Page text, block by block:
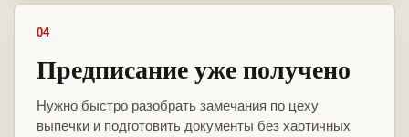
04
Предписание уже получено
Нужно быстро разобрать замечания по цеху
выпечки и подготовить документы без хаотичных